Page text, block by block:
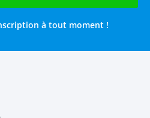
à tout moment !